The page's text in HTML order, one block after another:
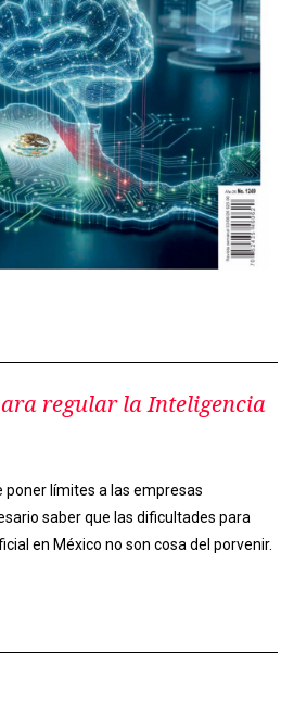
regular la Inteligencia
poner límites a las empresas
saber que las dificultades para
en México no son cosa del porvenir.